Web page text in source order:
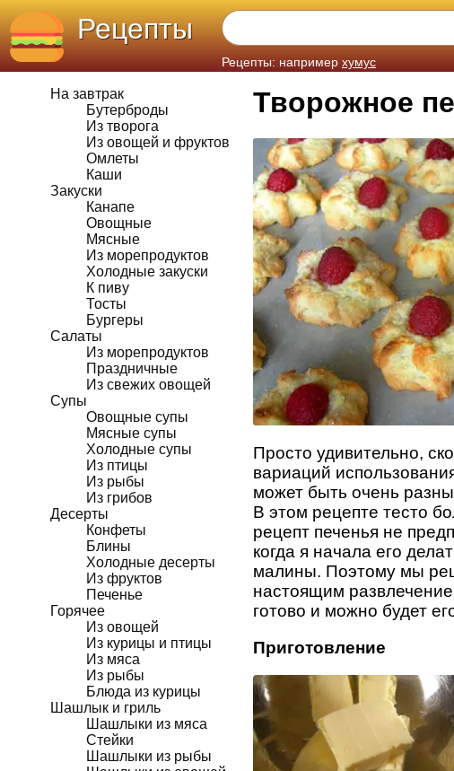
Рецепты
Рецепты: например хумус
На завтрак
Бутерброды
Из творога
Из овощей и фруктов
Омлеты
Каши
Закуски
Канапе
Овощные
Мясные
Из морепродуктов
Холодные закуски
К пиву
Тосты
Бургеры
Салаты
Из морепродуктов
Праздничные
Из свежих овощей
Супы
Овощные супы
Мясные супы
Холодные супы
Из птицы
Из рыбы
Из грибов
Десерты
Конфеты
Блины
Холодные десерты
Из фруктов
Печенье
Горячее
Из овощей
Из курицы и птицы
Из мяса
Из рыбы
Блюда из курицы
Шашлык и гриль
Шашлыки из мяса
Стейки
Шашлыки из рыбы
Творожное
Просто удивительно,
вариаций
может быть очень
В этом рецепте тесто
рецепт печенья не
когда я начала его
малины. Поэтому мы
настоящим
готово и можно будет
Приготовление